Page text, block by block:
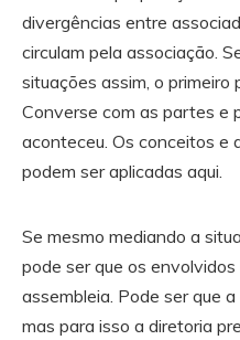
divergências entre
circulam pela associação.
situações assim, o primeiro
Converse com as partes e
aconteceu. Os conceitos e
podem ser aplicadas aqui.
Se mesmo mediando a
pode ser que os
assembleia. Pode ser que
mas para isso a diretoria